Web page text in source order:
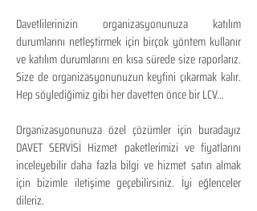
Davetlilerinizin organizasyonunuza katılım
durumlarını netleştirmek için birçok yöntem kullanır
ve katılım durumlarını en kısa sürede size raporlarız.
Size de organizasyonunuzun keyfini çıkarmak kalır.
Hep söylediğimiz gibi her davetten önce bir LCV...
Organizasyonunuza özel çözümler için buradayız
DAVET SERVİSİ Hizmet paketlerimizi ve fiyatlarını
inceleyebilir daha fazla bilgi ve hizmet satın almak
için bizimle iletişime geçebilirsiniz. İyi eğlenceler
dileriz.